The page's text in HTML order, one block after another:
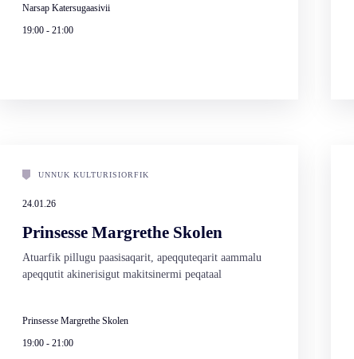
Narsap Katersugaasivii
19:00- 21:00
UNNUK KULTURISIORFIK
24.01.26
Prinsesse Margrethe Skolen
Atuarfik pillugu paasisaqarit, apeqquteqarit aammalu
apeqqutit akinerisigut makitsinermi peqataal
Prinsesse Margrethe Skolen
19:00- 21:00